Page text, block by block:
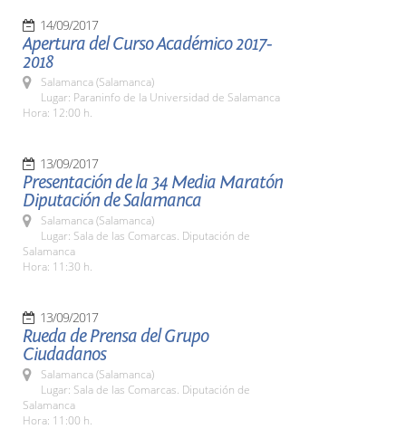
14/09/2017
Apertura del Curso Académico 2017-
2018
Salamanca (Salamanca)
Lugar: Paraninfo de la Universidad de Salamanca
Hora: 12:00 h.
13/09/2017
Presentación de la 34 Media Maratón
Diputación de Salamanca
Salamanca (Salamanca)
Lugar: Sala de las Comarcas. Diputación de
Salamanca
Hora: 11:30 h.
13/09/2017
Rueda de Prensa del Grupo
Ciudadanos
Salamanca (Salamanca)
Lugar: Sala de las Comarcas. Diputación de
Salamanca
Hora: 11:00 h.